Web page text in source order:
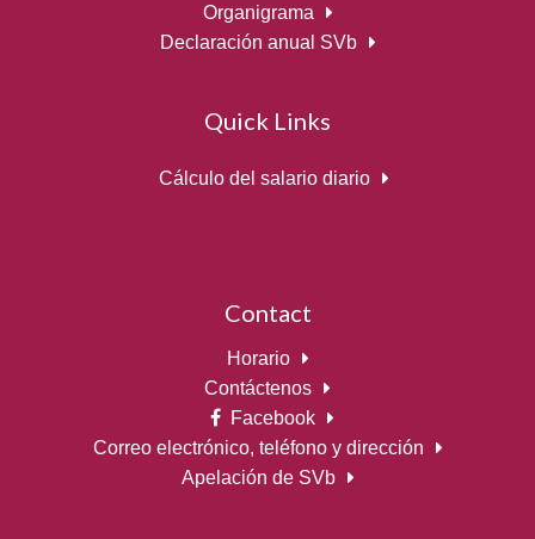
Organigrama
Declaración anual SVb
Quick Links
Cálculo del salario diario
Contact
Horario
Contáctenos
Facebook
Correo electrónico, teléfono y dirección
Apelación de SVb